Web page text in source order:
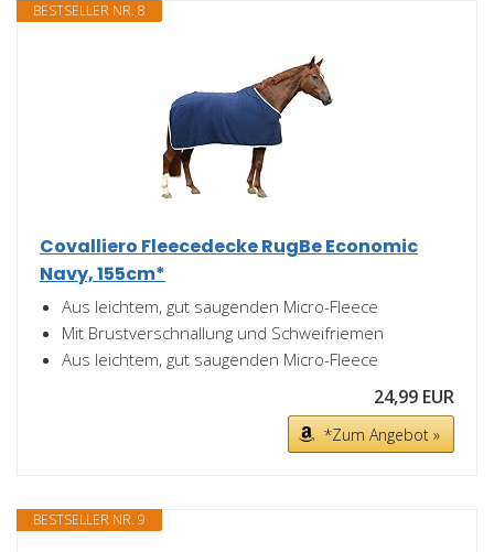
BESTSELLER NR. 8
Covalliero Fleecedecke RugBe Economic
Navy, 155cm*
Aus leichtem, gut saugenden Micro-Fleece
Mit Brustverschnallung und Schweifriemen
Aus leichtem, gut saugenden Micro-Fleece
24,99 EUR
*Zum Angebot »
BESTSELLER NR. 9